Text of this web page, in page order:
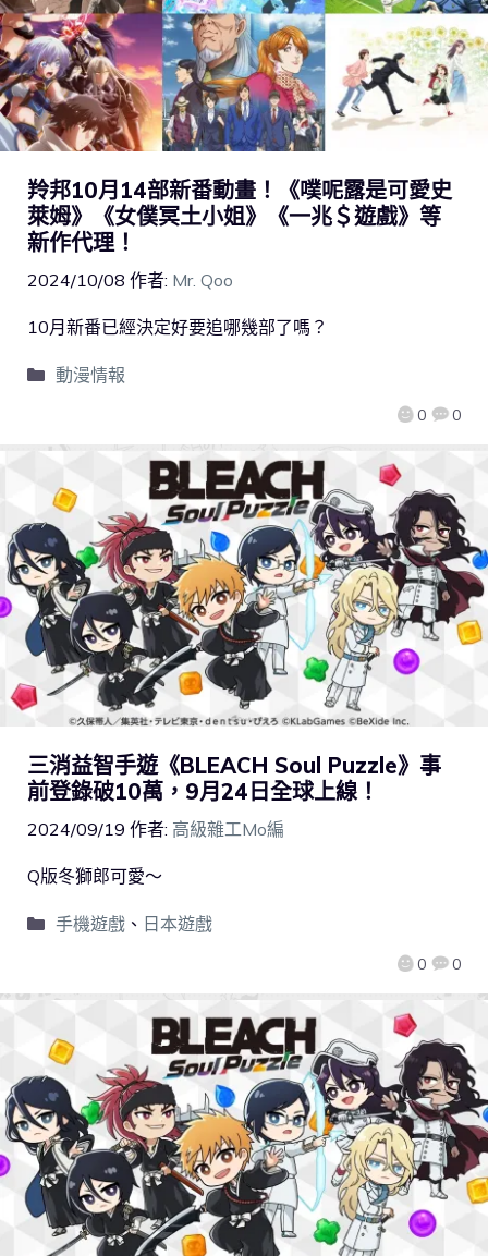
羚邦10月14部新番動畫！《噗呢露是可愛史
萊姆》《女僕冥土小姐》《一兆＄遊戲》等
新作代理！
2024/10/08 作者: Mr. Qoo
0 0
10月新番已經決定好要追哪幾部了嗎？
動漫情報
三消益智手遊《BLEACH Soul Puzzle》事
前登錄破10萬，9月24日全球上線！
2024/09/19 作者: 高級雜工Mo編
0 0
Q版冬獅郎可愛～
手機遊戲、 日本遊戲